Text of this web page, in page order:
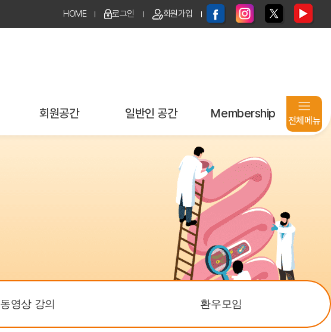
HOME 로그인 회원가입
회원공간 일반인 공간
E-Book & 브로셔
Membership
로그인
아이디 / 비밀번호
찾기
회원가입
개인정보 취급 방침
이메일 무단 수집
거부
전체메뉴
동영상 강의 환우모임